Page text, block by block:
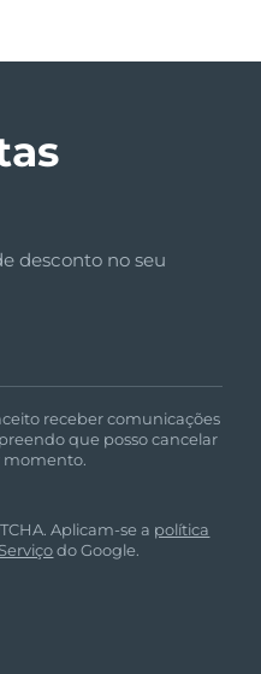
desconto no seu
receber comunicações
que posso cancelar
momento.
Aplicam-se a política
do Google.